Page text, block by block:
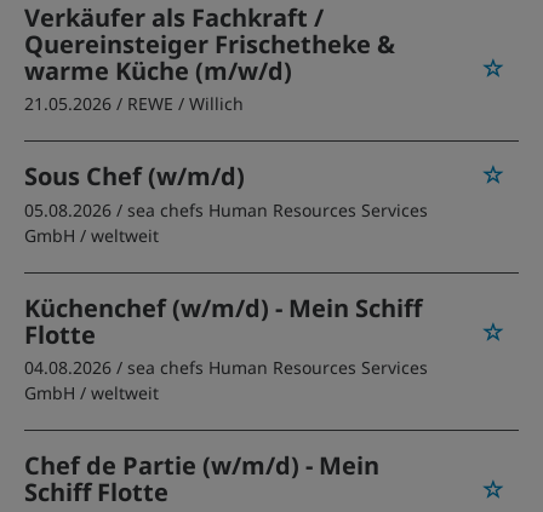
Verkäufer als Fachkraft /
Quereinsteiger Frischetheke &
warme Küche (m/w/d)
21.05.2026 / REWE / Willich
Sous Chef (w/m/d)
05.08.2026 / sea chefs Human Resources Services
GmbH / weltweit
Küchenchef (w/m/d) - Mein Schiff
Flotte
04.08.2026 / sea chefs Human Resources Services
GmbH / weltweit
Chef de Partie (w/m/d) - Mein
Schiff Flotte